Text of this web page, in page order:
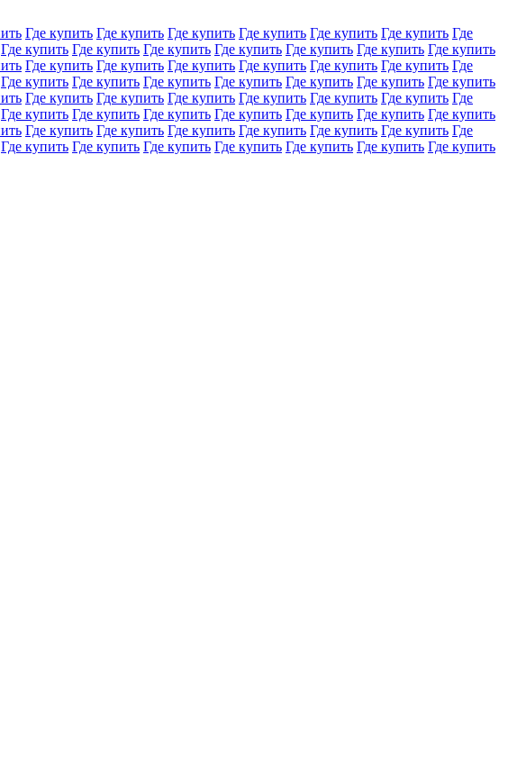
Где купить Где купить Где купить Где купить Где купить Где купить Где
Где купить Где купить Где купить Где купить Где купить Где купить Где купить
Где купить Где купить Где купить Где купить Где купить Где купить Где
Где купить Где купить Где купить Где купить Где купить Где купить Где купить
Где купить Где купить Где купить Где купить Где купить Где купить Где
Где купить Где купить Где купить Где купить Где купить Где купить Где купить
Где купить Где купить Где купить Где купить Где купить Где купить Где
Где купить Где купить Где купить Где купить Где купить Где купить Где купить